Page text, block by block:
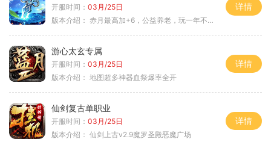
开服时间： 03月/25日
版本介绍： 赤月最高加+6，公益养老，玩一年不腻，屠龙
详情
游心太玄专属
开服时间： 03月/25日
版本介绍： 地图超多神器血祭爆率全开
详情
仙剑复古单职业
开服时间： 03月/25日
版本介绍： 仙剑上古v2.9魔罗圣殿恶魔广场
详情